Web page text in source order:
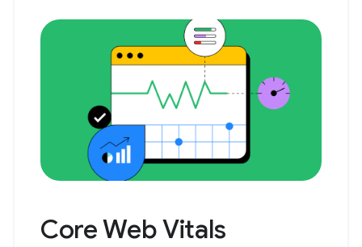
Core Web Vitals